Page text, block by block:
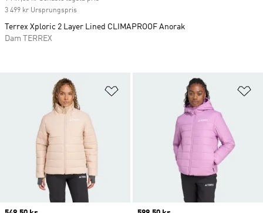
Lägg till på önskelistan
3 499 kr Ursprungspris
Terrex Xploric 2 Layer Lined CLIMAPROOF Anorak
Dam TERREX